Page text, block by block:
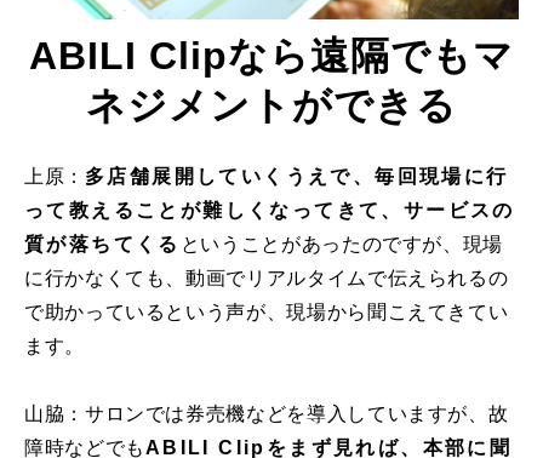
ABILI Clipなら遠隔でもマ
ネジメントができる
上原： 多店舗展開していくうえで、毎回現場に行
って教えることが難しくなってきて、サービスの
質が落ちてくる ということがあったのですが、現場
に行かなくても、動画でリアルタイムで伝えられるの
で助かっているという声が、現場から聞こえてきてい
ます。
山脇：サロンでは券売機などを導入していますが、故
障時などでもABILI Clipをまず見れば、本部に聞